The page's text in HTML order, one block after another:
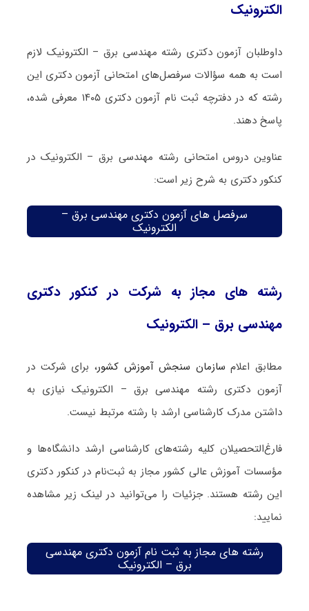
الکترونیک
داوطلبان آزمون دکتری رشته مهندسی برق – الکترونیک لازم
است به همه سؤالات سرفصل‌های امتحانی آزمون دکتری این
رشته که در دفترچه‌ ثبت نام آزمون دکتری ۱۴۰۵ معرفی شده،
پاسخ دهند.
عناوین دروس امتحانی رشته مهندسی برق – الکترونیک در
کنکور دکتری به شرح زیر است:
سرفصل های آزمون دکتری مهندسی برق –
الکترونیک
رشته های مجاز به شرکت در کنکور دکتری
مهندسی برق – الکترونیک
مطابق اعلام سازمان سنجش آموزش کشور، برای شرکت در
آزمون دکتری رشته مهندسی برق – الکترونیک نیازی به
داشتن مدرک کارشناسی ارشد با رشته مرتبط نیست.
فارغ‌‌التحصیلان کلیه رشته‌های کارشناسی ارشد دانشگاه‌ها و
مؤسسات آموزش عالی کشور مجاز به ثبت‌نام در کنکور دکتری
این رشته هستند. جزئیات را می‌توانید در لینک زیر مشاهده
نمایید:
رشته های مجاز به ثبت نام آزمون دکتری مهندسی
برق – الکترونیک